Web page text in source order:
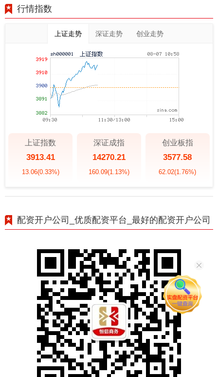
行情指数
上证走势 深证走势 创业走势
上证指数
3913.41
13.06(0.33%)
深证成指
14270.21
160.09(1.13%)
创业板指
3577.58
62.02(1.76%)
配资开户公司_优质配资平台_最好的配资开户公司